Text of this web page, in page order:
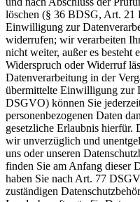
löschen (§ 36 BDSG, Art.
Einwilligung zur
widerrufen; wir verarbeiten
nicht weiter, außer es besteht
Widerspruch oder Widerruf
Datenverarbeitung in der
übermittelte Einwilligung zur
DSGVO) können Sie
personenbezogenen Daten
gesetzliche Erlaubnis hierfür.
wir unverzüglich und
uns oder unseren
finden Sie am Anfang dieser
haben Sie nach Art. 77
zuständigen